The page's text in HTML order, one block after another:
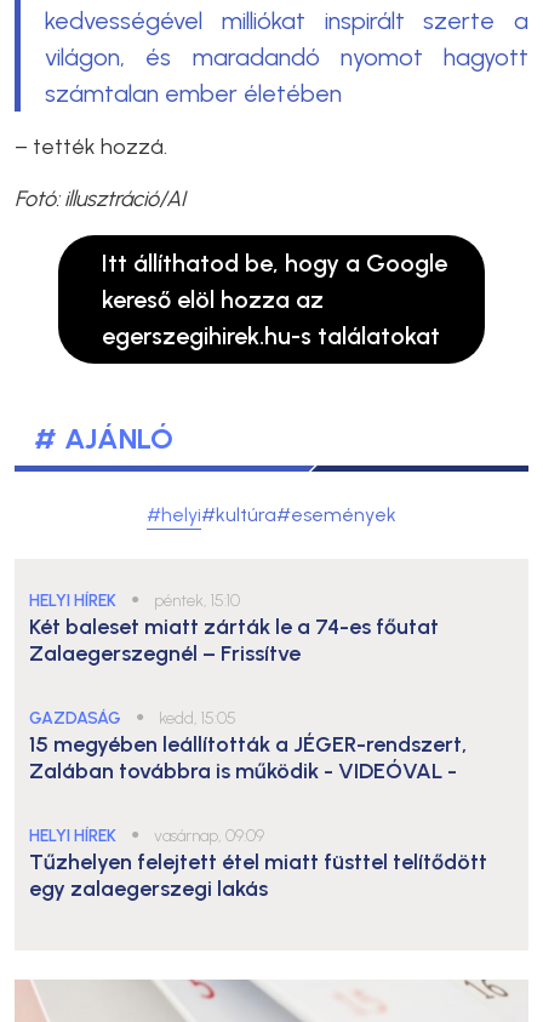
kedvességével milliókat inspirált szerte a
világon, és maradandó nyomot hagyott
számtalan ember életében
– tették hozzá.
Fotó: illusztráció/AI
Itt állíthatod be, hogy a Google
kereső elöl hozza az
egerszegihirek.hu-s találatokat
# AJÁNLÓ
#helyi#kultúra#események
HELYI HÍREK ● péntek, 15:10
Két baleset miatt zárták le a 74-es főutat
Zalaegerszegnél – Frissítve
GAZDASÁG ● kedd, 15:05
15 megyében leállították a JÉGER-rendszert,
Zalában továbbra is működik - VIDEÓVAL -
HELYI HÍREK ● vasárnap, 09:09
Tűzhelyen felejtett étel miatt füsttel telítődött
egy zalaegerszegi lakás